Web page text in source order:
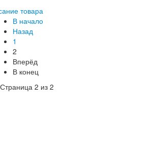
товара
В начало
Назад
1
2
Вперёд
В конец
Страница 2 из 2